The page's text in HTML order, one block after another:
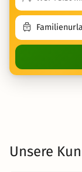
Unsere